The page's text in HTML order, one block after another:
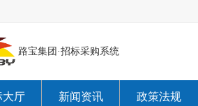
路宝集团·招标采购系统
大厅 新闻资讯 政策法规